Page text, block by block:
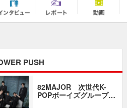
PUSH
82MAJOR 次世代K-
POPボーイズグループ…